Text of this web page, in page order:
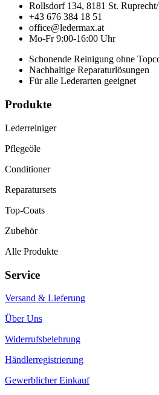
Rollsdorf 134, 8181 St.
+43 676 384 18 51
office@ledermax.at
Mo-Fr 9:00-16:00 Uhr
Schonende Reinigung ohne
Nachhaltige Reparaturlösungen
Für alle Lederarten geeignet
Produkte
Lederreiniger
Pflegeöle
Conditioner
Reparatursets
Top-Coats
Zubehör
Alle Produkte
Service
Versand & Lieferung
Über Uns
Widerrufsbelehrung
Händlerregistrierung
Gewerblicher Einkauf